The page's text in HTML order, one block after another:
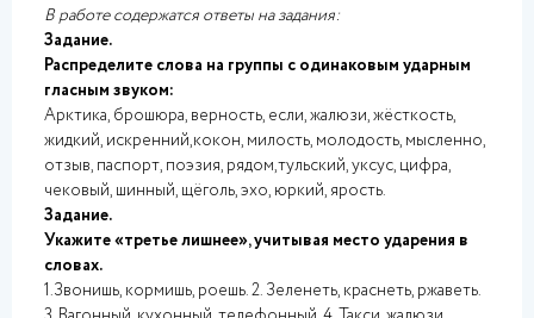
В работе содержатся ответы на задания:
Задание.
Распределите слова на группы с одинаковым ударным
гласным звуком:
Арктика, брошюра, верность, если, жалюзи, жёсткость,
жидкий, искренний,кокон, милость, молодость, мысленно,
отзыв, паспорт, поэзия, рядом,тульский, уксус, цифра,
чековый, шинный, щёголь, эхо, юркий, ярость.
Задание.
Укажите «третье лишнее», учитывая место ударения в
словах.
1.Звонишь, кормишь, роешь. 2. Зеленеть, краснеть, ржаветь.